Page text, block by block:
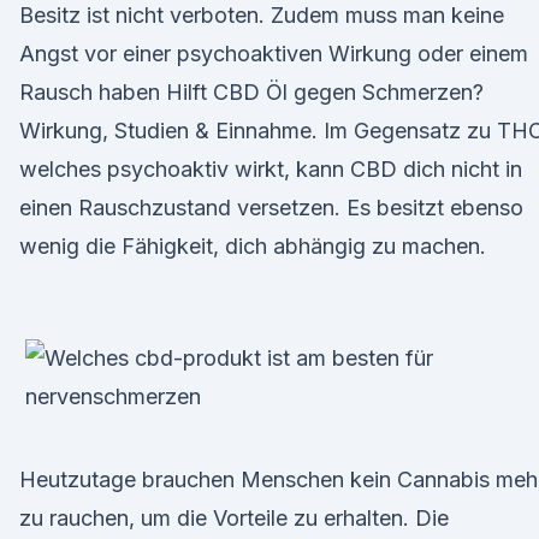
Besitz ist nicht verboten. Zudem muss man keine
Angst vor einer psychoaktiven Wirkung oder einem
Rausch haben Hilft CBD Öl gegen Schmerzen?
Wirkung, Studien & Einnahme. Im Gegensatz zu
welches psychoaktiv wirkt, kann CBD dich nicht in
einen Rauschzustand versetzen. Es besitzt ebenso
wenig die Fähigkeit, dich abhängig zu machen.
Heutzutage brauchen Menschen kein Cannabis
zu rauchen, um die Vorteile zu erhalten. Die